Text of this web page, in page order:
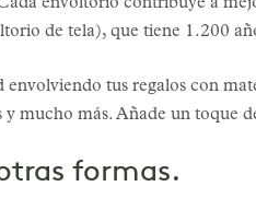
envoltorio contribuye a
de tela), que tiene 1.200
tus regalos con
y mucho más. Añade un toque
formas.